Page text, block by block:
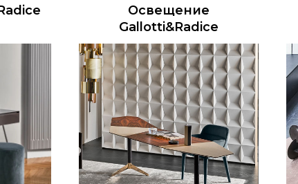
Освещение
Gallotti&Radice